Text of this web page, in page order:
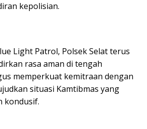
kepolisian.
Light Patrol, Polsek Selat terus
rasa aman di tengah
memperkuat kemitraan dengan
situasi Kamtibmas yang
kondusif.